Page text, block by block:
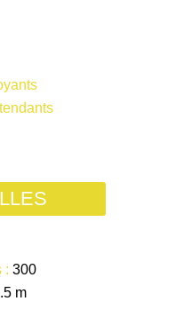
: 300
m